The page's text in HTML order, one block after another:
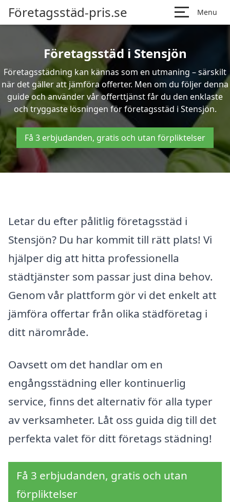
Företagsstäd-pris.se Menu
Företagsstäd i Stensjön
Företagsstädning kan kännas som en utmaning – särskilt
när det gäller att jämföra offerter. Men om du följer denna
guide och använder vår offerttjänst får du den enklaste
och tryggaste lösningen för företagsstäd i Stensjön.
Få 3 erbjudanden, gratis och utan förpliktelser
Letar du efter pålitlig företagsstäd i
Stensjön? Du har kommit till rätt plats! Vi
hjälper dig att hitta professionella
städtjänster som passar just dina behov.
Genom vår plattform gör vi det enkelt att
jämföra offertar från olika städföretag i
ditt närområde.
Oavsett om det handlar om en
engångsstädning eller kontinuerlig
service, finns det alternativ för alla typer
av verksamheter. Låt oss guida dig till det
perfekta valet för ditt företags städning!
Få 3 erbjudanden, gratis och utan
förpliktelser